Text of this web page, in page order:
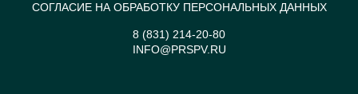
СОГЛАСИЕ НА ОБРАБОТКУ ПЕРСОНАЛЬНЫХ ДАННЫХ
8 (831) 214-20-80
INFO@PRSPV.RU